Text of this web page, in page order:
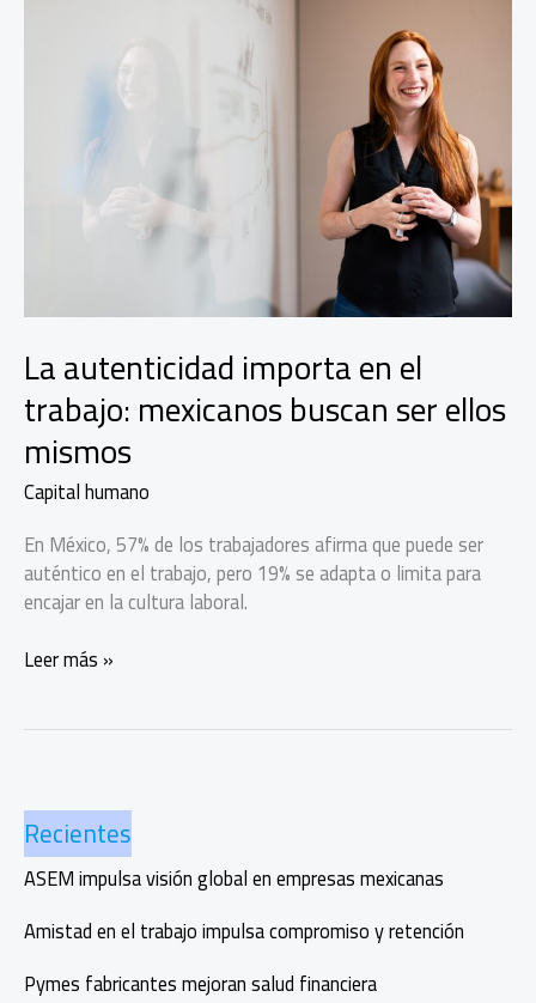
La autenticidad importa en el
trabajo: mexicanos buscan ser ellos
mismos
Capital humano
En México, 57% de los trabajadores afirma que puede ser
auténtico en el trabajo, pero 19% se adapta o limita para
encajar en la cultura laboral.
La
trabajo:
mexicanos
buscan
ser
ellos
mismos
Leer más »
Recientes
ASEM impulsa visión global en empresas mexicanas
Amistad en el trabajo impulsa compromiso y retención
Pymes fabricantes mejoran salud financiera